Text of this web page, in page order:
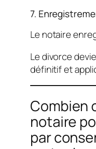
7.
Le notaire
Le divorce
définitif et
Combien
notaire
par